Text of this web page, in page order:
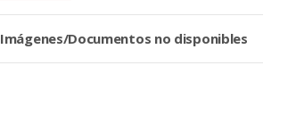
Imágenes/Documentos no disponibles